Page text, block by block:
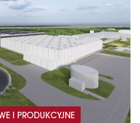
I PRODUKCYJNE